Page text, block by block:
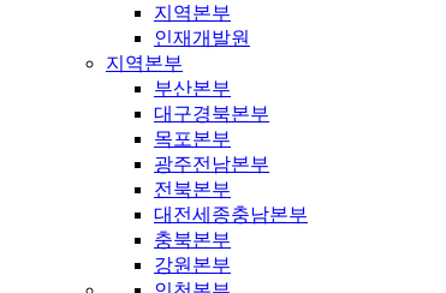
지역본부
인재개발원
지역본부
부산본부
대구경북본부
목포본부
광주전남본부
전북본부
대전세종충남본부
충북본부
강원본부